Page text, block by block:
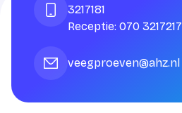
3217181
Receptie: 070 3217217
veegproeven@ahz.nl